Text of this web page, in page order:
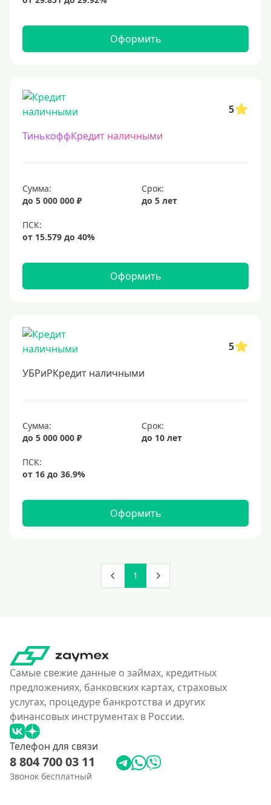
Оформить
5
ТинькоффКредит наличными
Сумма:
до 5 000 000 ₽
Срок:
до 5 лет
Оформить
5
УБРиРКредит наличными
Сумма:
до 5 000 000 ₽
Срок:
до 10 лет
Оформить
1
Самые свежие данные о займах, кредитных
предложениях, банковских картах, страховых
услугах, процедуре банкротства и других
финансовых инструментах в России.
Телефон для связи
8 804 700 03 11
Звонок бесплатный